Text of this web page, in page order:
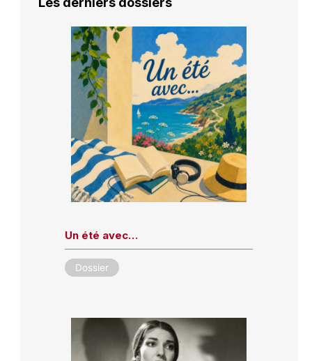
Un été avec…
Dossier